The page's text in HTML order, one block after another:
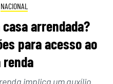
NACIONAL
arrendada?
para acesso ao
renda
implica um auxílio